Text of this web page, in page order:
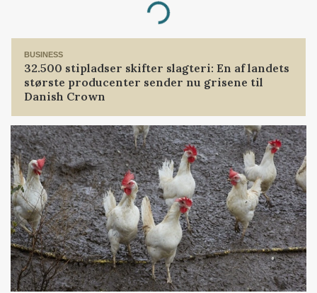
Loading...
BUSINESS
32.500 stipladser skifter slagteri: En af landets
største producenter sender nu grisene til
Danish Crown